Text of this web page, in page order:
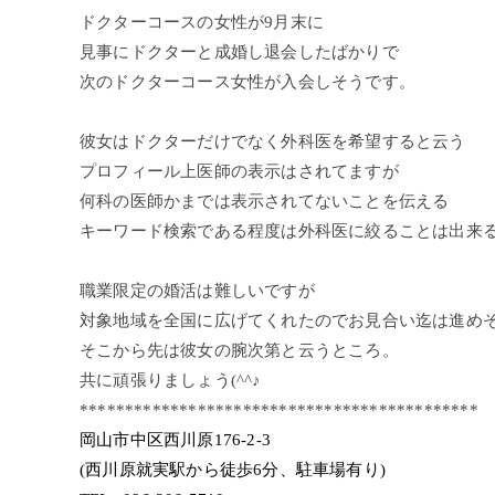
ドクターコースの女性が9月末に
見事にドクターと成婚し退会したばかりで
次のドクターコース女性が入会しそうです。
彼女はドクターだけでなく外科医を希望すると云う
プロフィール上医師の表示はされてますが
何科の医師かまでは表示されてないことを伝える
キーワード検索である程度は外科医に絞ることは出来る
職業限定の婚活は難しいですが
対象地域を全国に広げてくれたのでお見合い迄は進め
そこから先は彼女の腕次第と云うところ。
共に頑張りましょう(^^♪
********************************************
岡山市中区西川原176-2-3
(西川原就実駅から徒歩6分、駐車場有り)